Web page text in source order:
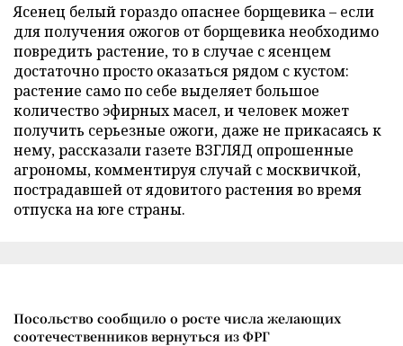
Ясенец белый гораздо опаснее борщевика – если
для получения ожогов от борщевика необходимо
повредить растение, то в случае с ясенцем
достаточно просто оказаться рядом с кустом:
растение само по себе выделяет большое
количество эфирных масел, и человек может
получить серьезные ожоги, даже не прикасаясь к
нему, рассказали газете ВЗГЛЯД опрошенные
агрономы, комментируя случай с москвичкой,
пострадавшей от ядовитого растения во время
отпуска на юге страны.
Посольство сообщило о росте числа желающих
соотечественников вернуться из ФРГ